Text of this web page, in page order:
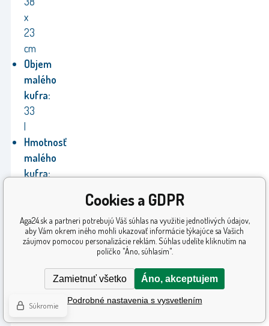
x
23
cm
Objem
malého
kufra:
33
l
Hmotnosť
malého
kufra:
Rozmery
stredného
Cookies a GDPR
Aga24.sk a partneri potrebujú Váš súhlas na využitie jednotlivých údajov,
aby Vám okrem iného mohli ukazovať informácie týkajúce sa Vašich
záujmov pomocou personalizácie reklám. Súhlas udelíte kliknutím na
políčko "Áno, súhlasím".
Zamietnuť všetko Áno, akceptujem
Podrobné nastavenia s vysvetlením
Súkromie